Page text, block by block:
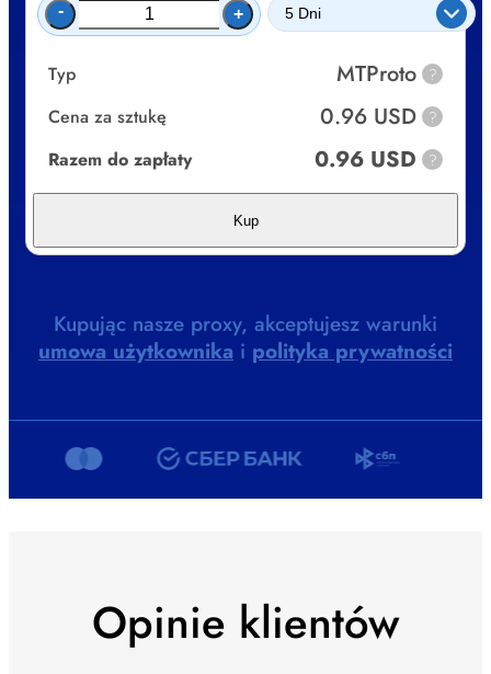
- +
Typ MTProto ?
Cena za sztukę 0.96 USD ?
Razem do zapłaty 0.96 USD ?
Kup
Kupując nasze proxy, akceptujesz warunki
umowa użytkownika i polityka prywatności
Opinie klientów